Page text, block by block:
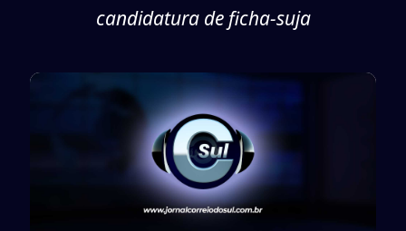
candidatura de ficha-suja